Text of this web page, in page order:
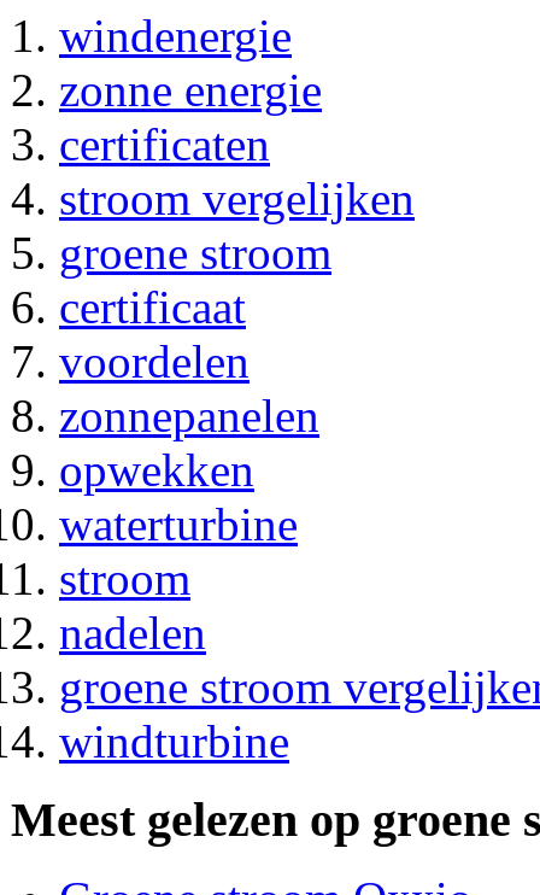
windenergie
zonne energie
certificaten
stroom vergelijken
groene stroom
certificaat
voordelen
zonnepanelen
opwekken
waterturbine
stroom
nadelen
groene stroom
windturbine
Meest gelezen op groene